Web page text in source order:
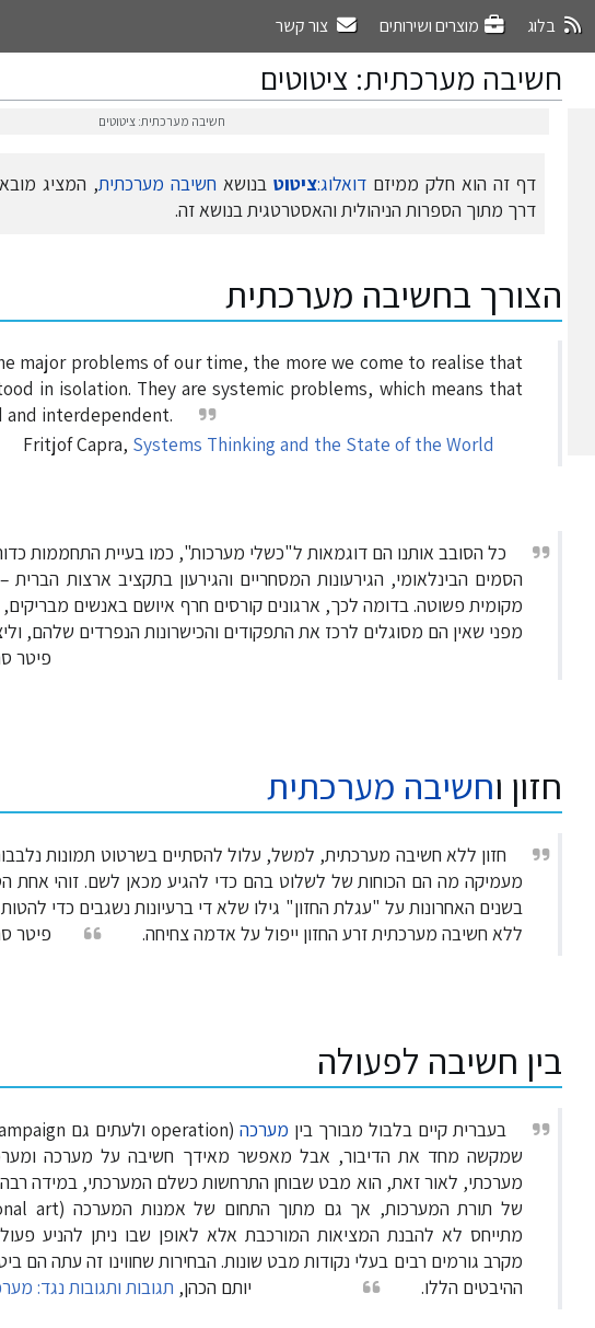
בלוג מוצרים ושירותים צור קשר
חשיבה מערכתית: ציטוטים
חשיבה מערכתית: ציטוטים
קפיצה
לניווט
קפיצה
לחיפוש
דף זה הוא חלק ממיזם דואלוג:ציטוט בנושא חשיבה מערכתית, המציג
דרך מתוך הספרות הניהולית והאסטרטגית בנושא זה.
הצורך בחשיבה מערכתית
major problems of our time, the more we come to realise that
in isolation. They are systemic problems, which means that
and interdependent.
Fritjof Capra, Systems Thinking and the State of the World
כל הסובב אותנו הם דוגמאות ל"כשלי מערכות", כמו בעיית התחממות
הסמים הבינלאומי, הגירעונות המסחריים והגירעון בתקציב ארצות הברית
מקומית פשוטה. בדומה לכך, ארגונים קורסים חרף איושם באנשים
מפני שאין הם מסוגלים לרכז את התפקודים והכישרונות הנפרדים שלהם,
פיטר
חזון וחשיבה מערכתית
חזון ללא חשיבה מערכתית, למשל, עלול להסתיים בשרטוט תמונות
מעמיקה מה הם הכוחות של לשלוט בהם כדי להגיע מכאן לשם. זוהי אחת
בשנים האחרונות על "עגלת החזון" גילו שלא די ברעיונות נשגבים כדי
ללא חשיבה מערכתית זרע החזון ייפול על אדמה צחיחה.
פיטר
בין חשיבה לפעולה
בעברית קיים בלבול מבורך בין מערכה(operation ולעתים גם campaign) לבין
שמקשה מחד את הדיבור, אבל מאפשר מאידך חשיבה על מערכה
מערכתי, לאור זאת, הוא מבט שבוחן התרחשות כשלם המערכתי, במידה רבה
מתייחס לא להבנת המציאות המורכבת אלא לאופן שבו ניתן להניע
מקרב גורמים רבים בעלי נקודות מבט שונות. הבחירות שחווינו זה עתה הם
ההיבטים הללו.
יותם הכהן, תגובות ותגובות נגד: